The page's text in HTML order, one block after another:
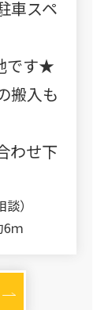
車スペ
です★
搬入も
わせ下
）
ｍ